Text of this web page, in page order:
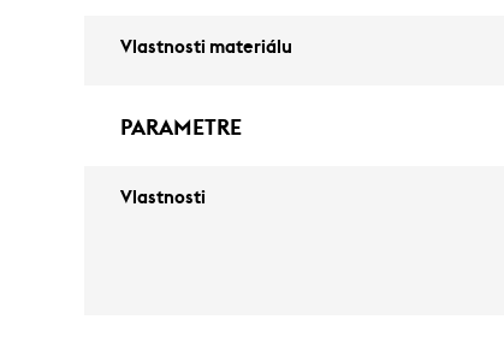
Vlastnosti materiálu
PARAMETRE
Vlastnosti